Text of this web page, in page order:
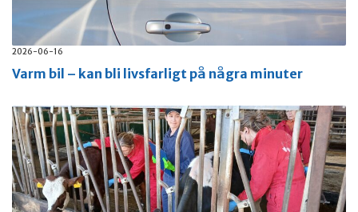
2026-06-16
Varm bil – kan bli livsfarligt på några minuter